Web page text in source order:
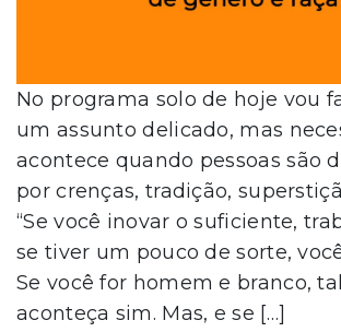
No programa solo de hoje vou
um assunto delicado, mas
acontece quando pessoas são
por crenças, tradição,
“Se você inovar o suficiente,
se tiver um pouco de sorte,
Se você for homem e branco,
aconteça sim. Mas, e se […]